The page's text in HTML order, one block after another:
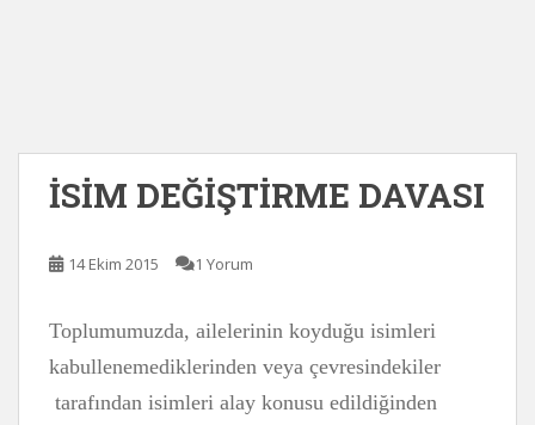
İSİM DEĞİŞTİRME DAVASI
14 Ekim 2015 1 Yorum
Toplumumuzda, ailelerinin koyduğu isimleri
kabullenemediklerinden veya çevresindekiler
tarafından isimleri alay konusu edildiğinden